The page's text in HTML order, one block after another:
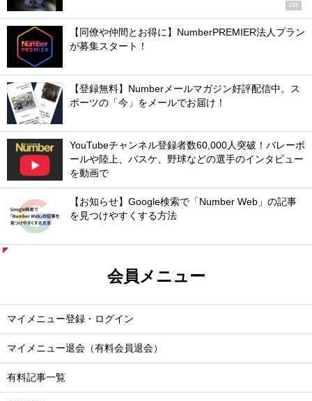
PR
【同僚や仲間とお得に】NumberPREMIER法人プラン
が募集スタート！
【登録無料】Numberメールマガジン好評配信中。ス
ポーツの「今」をメールでお届け！
YouTubeチャンネル登録者数60,000人突破！バレーボ
ールや陸上、バスケ、野球などの選手のインタビュー
を動画で
【お知らせ】Google検索で「Number Web」の記事
を見つけやすくする方法
会員メニュー
マイメニュー登録・ログイン
マイメニュー退会（有料会員退会）
有料記事一覧